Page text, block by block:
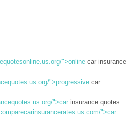
">online car insurance
">progressive car
">car insurance quotes
">car